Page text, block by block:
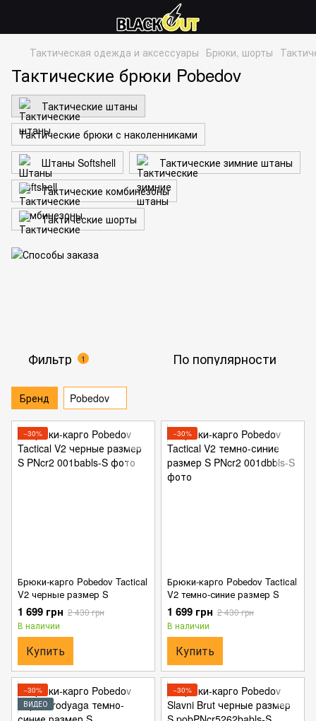
Тактическая одежда и аксессуары Брюки, шорты
Тактические брюки Pobedov
Тактические штаны
Тактические брюки с наколенниками
Штаны Softshell
Тактические зимние штаны
Тактические комбинезоны
Тактические шорты
Фильтр 1 По популярности
Бренд Pobedov
−30%
Брюки-карго Pobedov Tactical
V2 черные размер S
1 699 грн 2 430 грн
В наличии
Купить
−30%
Брюки-карго Pobedov Tactical
V2 темно-синие размер S
1 699 грн 2 430 грн
В наличии
Купить
−30%
ВИДЕО
−30%